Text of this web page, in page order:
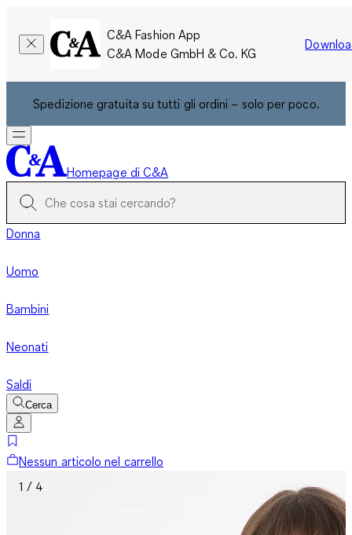
C&A Fashion App
C&A Mode GmbH & Co. KG
Spedizione gratuita su tutti gli ordini – solo per poco.
Homepage di C&A
Donna
Uomo
Bambini
Neonati
Saldi
Cerca
Nessun articolo nel carrello
1 / 4